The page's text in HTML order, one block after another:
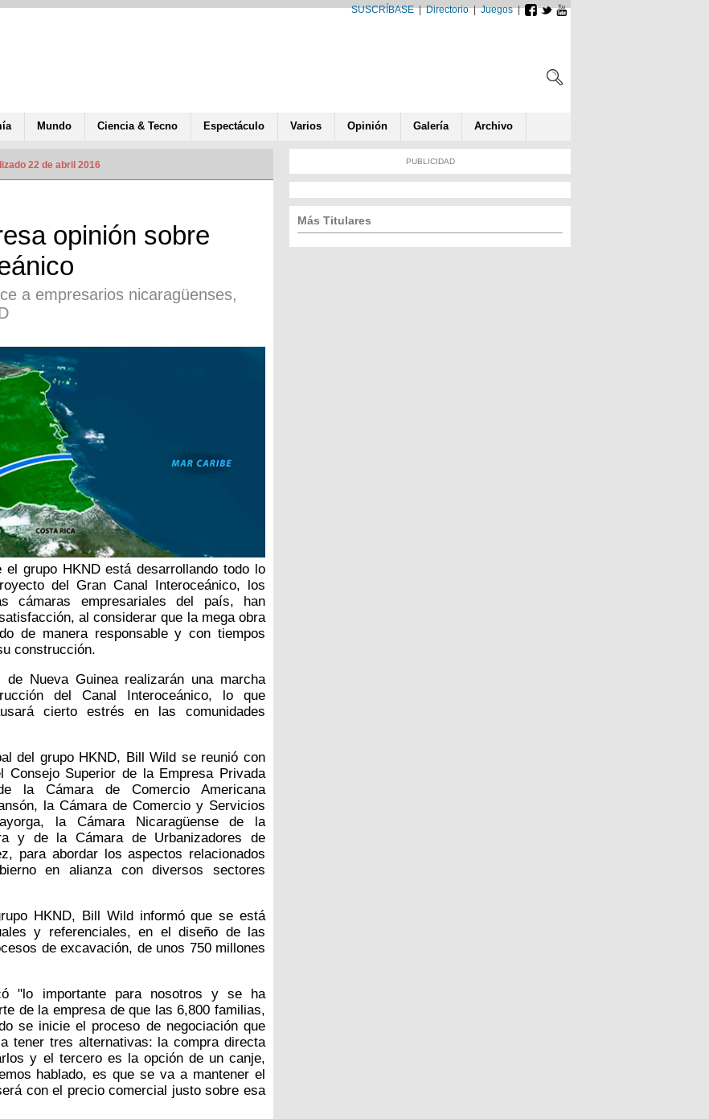
SUSCRÍBASE|Directorio|Juegos|
Mundo Ciencia & Tecno Espectáculo Varios Opinión Galería Archivo
22 de abril 2016
opinión sobre
a empresarios nicaragüenses,
el grupo HKND está desarrollando todo lo
del Gran Canal Interoceánico, los
cámaras empresariales del país, han
al considerar que la mega obra
de manera responsable y con tiempos
construcción.
de Nueva Guinea realizarán una marcha
del Canal Interoceánico, lo que
cierto estrés en las comunidades
del grupo HKND, Bill Wild se reunió con
Consejo Superior de la Empresa Privada
la Cámara de Comercio Americana
la Cámara de Comercio y Servicios
la Cámara Nicaragüense de la
y de la Cámara de Urbanizadores de
para abordar los aspectos relacionados
en alianza con diversos sectores
HKND, Bill Wild informó que se está
y referenciales, en el diseño de las
de excavación, de unos 750 millones
"lo importante para nosotros y se ha
de la empresa de que las 6,800 familias,
se inicie el proceso de negociación que
tener tres alternativas: la compra directa
y el tercero es la opción de un canje,
hablado, es que se va a mantener el
con el precio comercial justo sobre esa
PUBLICIDAD
Más Titulares